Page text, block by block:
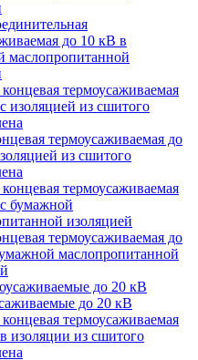
до 10 кВ в
маслопропитанной
термоусаживаемая до
из сшитого
термоусаживаемая до
маслопропитанной
до 20 кВ